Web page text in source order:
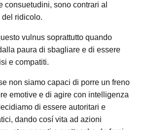
consuetudini, sono contrari al
ridicolo.
vulnus soprattutto quando
paura di sbagliare e di essere
e compatiti.
non siamo capaci di porre un freno
emotive e di agire con intelligenza
di essere autoritari e
dando cosí vita ad azioni